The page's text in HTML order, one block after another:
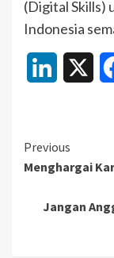
(Digital Skills)
Indonesia
LinkedIn
Continue
Reading
Previous
Menghargai
Jangan